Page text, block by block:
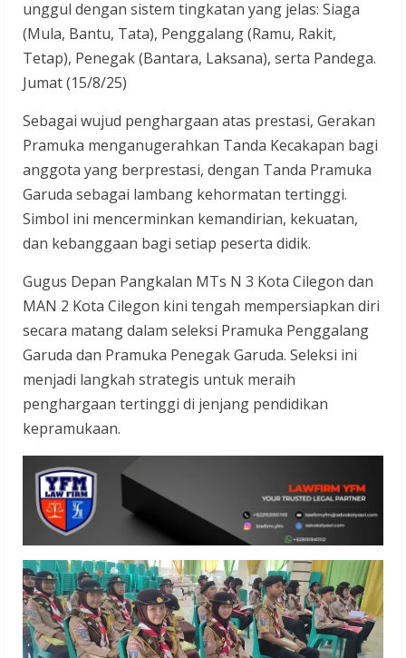
unggul dengan sistem tingkatan yang jelas: Siaga
(Mula, Bantu, Tata), Penggalang (Ramu, Rakit,
Tetap), Penegak (Bantara, Laksana), serta Pandega.
Jumat (15/8/25)
Sebagai wujud penghargaan atas prestasi, Gerakan
Pramuka menganugerahkan Tanda Kecakapan bagi
anggota yang berprestasi, dengan Tanda Pramuka
Garuda sebagai lambang kehormatan tertinggi.
Simbol ini mencerminkan kemandirian, kekuatan,
dan kebanggaan bagi setiap peserta didik.
Gugus Depan Pangkalan MTs N 3 Kota Cilegon dan
MAN 2 Kota Cilegon kini tengah mempersiapkan diri
secara matang dalam seleksi Pramuka Penggalang
Garuda dan Pramuka Penegak Garuda. Seleksi ini
menjadi langkah strategis untuk meraih
penghargaan tertinggi di jenjang pendidikan
kepramukaan.